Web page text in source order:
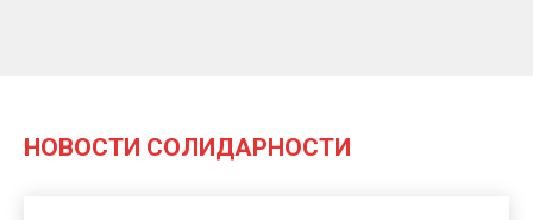
НОВОСТИ СОЛИДАРНОСТИ